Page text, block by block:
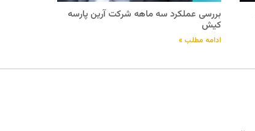
بررسی عملکرد سه ماهه شرکت آرین پارسه
کیش
ادامه مطلب »